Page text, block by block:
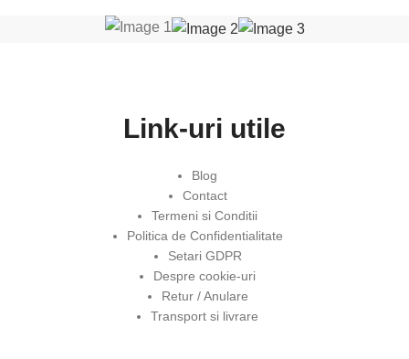
Link-uri utile
Blog
Contact
Termeni si Conditii
Politica de Confidentialitate
Setari GDPR
Despre cookie-uri
Retur / Anulare
Transport si livrare